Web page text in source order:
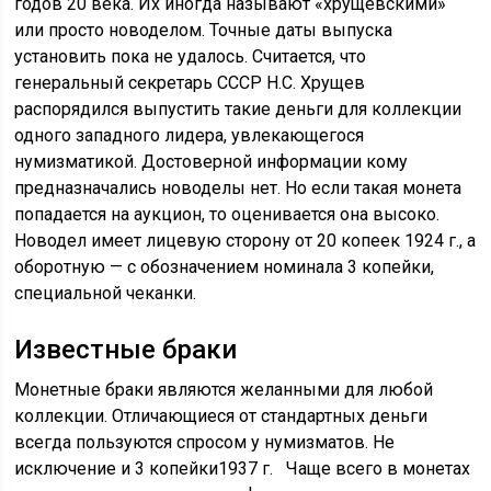
или просто новоделом. Точные даты выпуска
установить пока не удалось. Считается, что
генеральный секретарь СССР Н.С. Хрущев
распорядился выпустить такие деньги для коллекции
одного западного лидера, увлекающегося
нумизматикой. Достоверной информации кому
предназначались новоделы нет. Но если такая монета
попадается на аукцион, то оценивается она высоко.
Новодел имеет лицевую сторону от 20 копеек 1924 г., а
оборотную — с обозначением номинала 3 копейки,
специальной чеканки.
Известные браки
Монетные браки являются желанными для любой
коллекции. Отличающиеся от стандартных деньги
всегда пользуются спросом у нумизматов. Не
исключение и 3 копейки1937 г. Чаще всего в монетах